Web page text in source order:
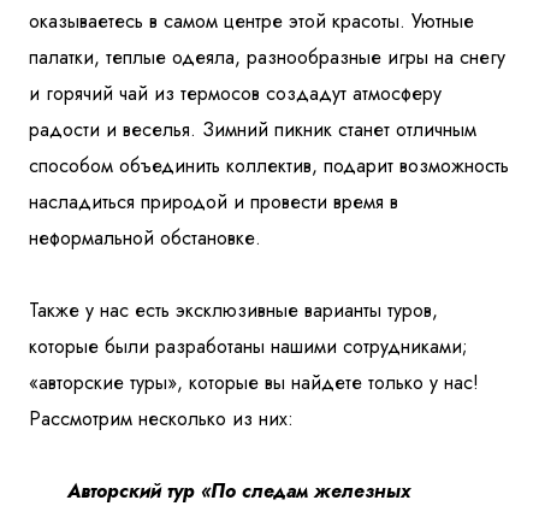
оказываетесь в самом центре этой красоты. Уютные
палатки, теплые одеяла, разнообразные игры на снегу
и горячий чай из термосов создадут атмосферу
радости и веселья. Зимний пикник станет отличным
способом объединить коллектив, подарит возможность
насладиться природой и провести время в
неформальной обстановке.
Также у нас есть эксклюзивные варианты туров,
которые были разработаны нашими сотрудниками;
«авторские туры», которые вы найдете только у нас!
Рассмотрим несколько из них:
Авторский тур «По следам железных